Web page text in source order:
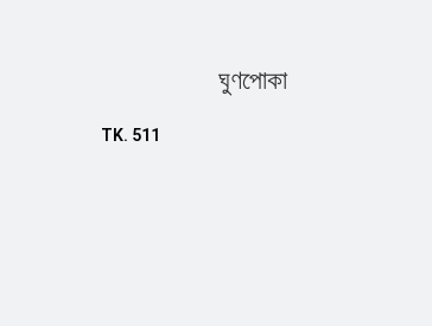
ঘুণপোকা
TK. 511